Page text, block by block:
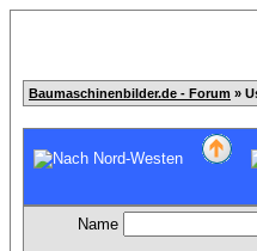
Baumaschinenbilder.de - Forum »
Name